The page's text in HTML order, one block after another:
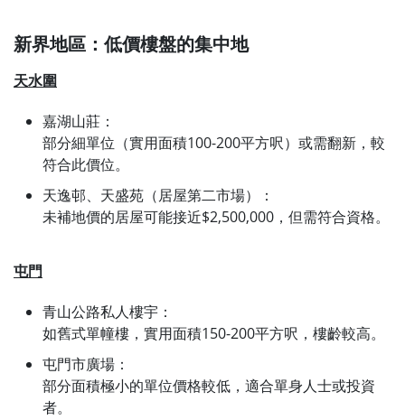
新界地區：低價樓盤的集中地
天水圍
嘉湖山莊：
部分細單位（實用面積100-200平方呎）或需翻新，較
符合此價位。
天逸邨、天盛苑（居屋第二市場）：
未補地價的居屋可能接近$2,500,000，但需符合資格。
屯門
青山公路私人樓宇：
如舊式單幢樓，實用面積150-200平方呎，樓齡較高。
屯門市廣場：
部分面積極小的單位價格較低，適合單身人士或投資
者。